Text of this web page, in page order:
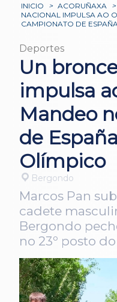
INICIO > ACORUÑAXA >
NACIONAL IMPULSA AO
CAMPIONATO DE
Deportes
Un
impulsa
Mandeo
de
Olímpico
Bergondo
Marcos Pan
cadete
Bergondo
no 23º posto